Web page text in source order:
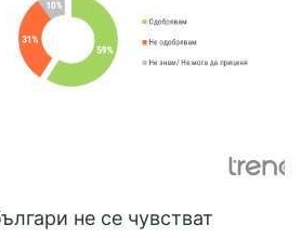
не се чувстват